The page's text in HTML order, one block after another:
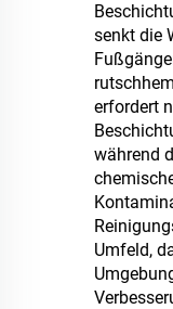
senkt die
erfordert
während
Umfeld,